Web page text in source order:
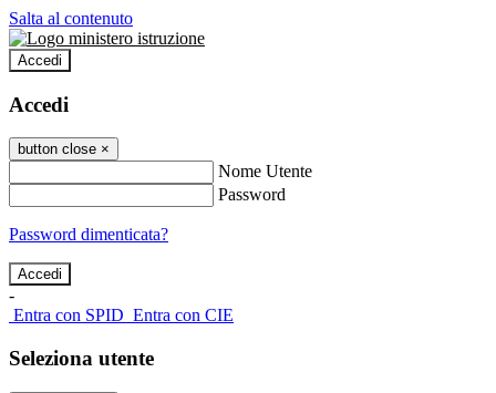
Salta al contenuto
Accedi
Accedi
button close ×
Nome Utente
Password
Password dimenticata?
-
Entra con SPID Entra con CIE
Seleziona utente